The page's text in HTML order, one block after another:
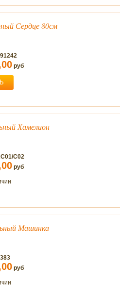
Сердце 80см
руб
Хамелион
С02
руб
Машинка
руб